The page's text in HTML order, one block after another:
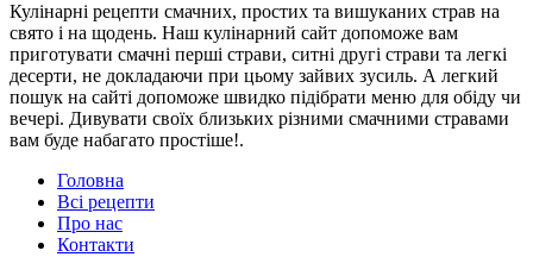
Кулінарні рецепти смачних, простих та вишуканих страв на
свято і на щодень. Наш кулінарний сайт допоможе вам
приготувати смачні перші страви, ситні другі страви та легкі
десерти, не докладаючи при цьому зайвих зусиль. А легкий
пошук на сайті допоможе швидко підібрати меню для обіду чи
вечері. Дивувати своїх близьких різними смачними стравами
вам буде набагато простіше!.
Головна
Всі рецепти
Про нас
Контакти